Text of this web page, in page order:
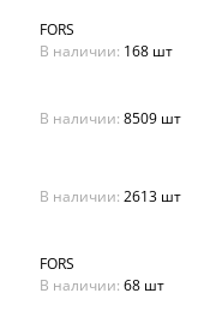
FORS
В наличии: 168 шт
В наличии:8509 шт
В наличии:2613 шт
FORS
В наличии:68 шт